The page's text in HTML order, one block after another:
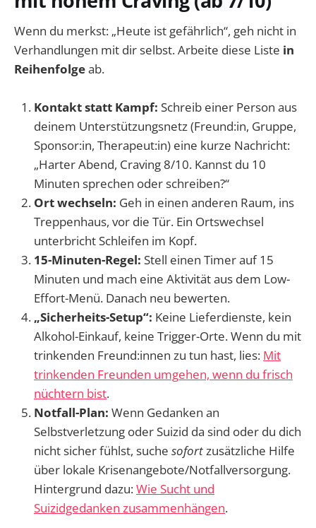
Wenn du merkst: „Heute ist gefährlich“, geh nicht in
Verhandlungen mit dir selbst. Arbeite diese Liste in
Reihenfolgeab.
Kontakt statt Kampf: Schreib einer Person aus
deinem Unterstützungsnetz (Freund:in, Gruppe,
Sponsor:in, Therapeut:in) eine kurze Nachricht:
„Harter Abend, Craving 8/10. Kannst du 10
Minuten sprechen oder schreiben?“
Ort wechseln: Geh in einen anderen Raum, ins
Treppenhaus, vor die Tür. Ein Ortswechsel
unterbricht Schleifen im Kopf.
15-Minuten-Regel: Stell einen Timer auf 15
Minuten und mach eine Aktivität aus dem Low-
Effort-Menü. Danach neu bewerten.
„Sicherheits-Setup“: Keine Lieferdienste, kein
Alkohol-Einkauf, keine Trigger-Orte. Wenn du mit
trinkenden Freund:innen zu tun hast, lies: Mit
trinkenden Freunden umgehen, wenn du frisch
nüchtern bist.
Notfall-Plan: Wenn Gedanken an
Selbstverletzung oder Suizid da sind oder du dich
nicht sicher fühlst, suche sofortzusätzliche Hilfe
über lokale Krisenangebote/Notfallversorgung.
Hintergrund dazu:Wie Sucht und
Suizidgedanken zusammenhängen.